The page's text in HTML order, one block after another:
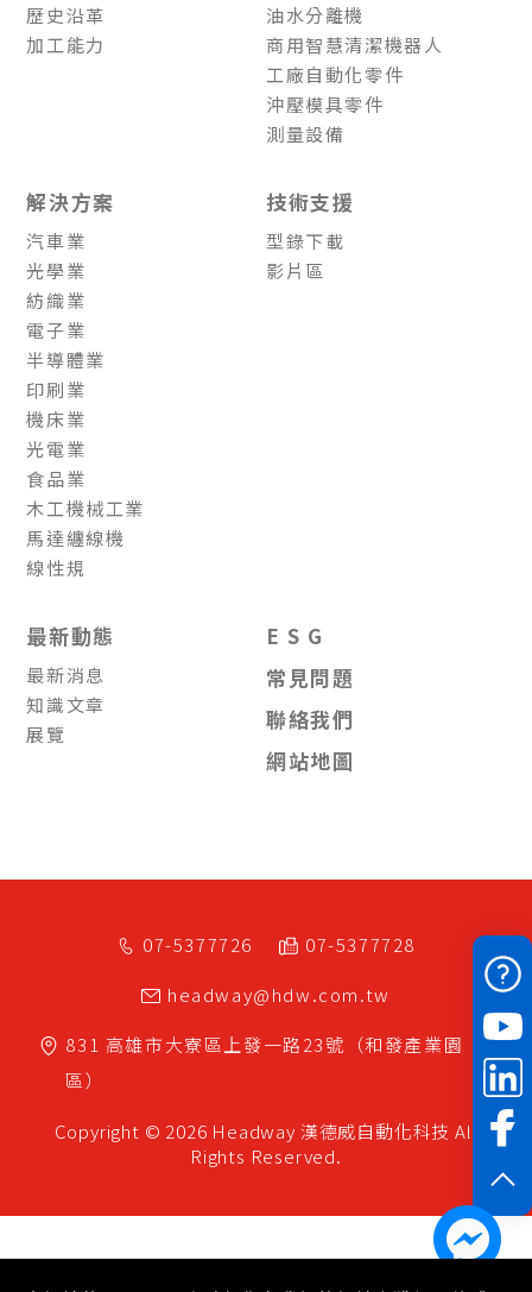
歷史沿革
加工能力
油水分離機
商用智慧清潔機器人
工廠自動化零件
沖壓模具零件
測量設備
解決方案
汽車業
光學業
紡織業
電子業
半導體業
印刷業
機床業
光電業
食品業
木工機械工業
馬達纏線機
線性規
技術支援
型錄下載
影片區
最新動態
最新消息
知識文章
展覽
E S G
常見問題
聯絡我們
網站地圖
07-5377726
07-5377728
headway@hdw.com.tw
831 高雄市大寮區 上發一路23號（和發產業園
區）
Copyright © 2026 Headway 漢德威自動化科技 All
Rights Reserved.